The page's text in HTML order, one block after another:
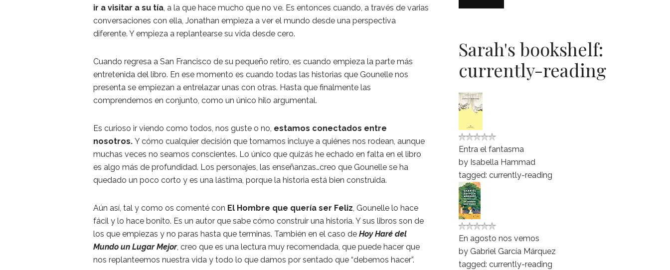
ir a visitar a su tía , a la que hace mucho que no ve. Es entonces cuando, a través de varias
conversaciones con ella, Jonathan empieza a ver el mundo desde una perspectiva
diferente. Y empieza a replantearse su vida desde cero.
Cuando regresa a San Francisco de su pequeño retiro, es cuando empieza la parte más
entretenida del libro. En ese momento es cuando todas las historias que Gounelle nos
presenta se empiezan a entrelazar unas con otras. Hasta que finalmente las
comprendemos en conjunto, como un único hilo argumental.
Es curioso ir viendo como todos, nos guste o no, estamos conectados entre
nosotros. Y cómo cualquier decisión que tomamos incluye a quiénes nos rodean, aunque
muchas veces no seamos conscientes. Lo único que quizás he echado en falta en el libro
es algo más de profundidad. Los personajes, las enseñanzas…creo que Gounelle se ha
quedado un poco corto y es una lástima, porque la historia está bien construida.
Aún así, tal y como os comenté con El Hombre que quería ser Feliz , Gounelle lo hace
fácil y lo hace bonito. Es un autor que sabe cómo construir una historia. Y sus libros son de
los que empiezas y no paras hasta que terminas. También en el caso de Hoy Haré del
Mundo un Lugar Mejor, creo que es una lectura muy recomendada, que puede hacer que
nos replanteemos nuestra vida y todo lo que damos por sentado que “debemos hacer”.
Sarah's bookshelf:
currently-reading
Entra el fantasma
by Isabella Hammad
tagged: currently-reading
En agosto nos vemos
by Gabriel García Márquez
tagged: currently-reading